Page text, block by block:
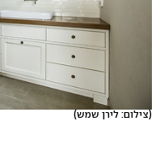
(צילום: לירן שמש)